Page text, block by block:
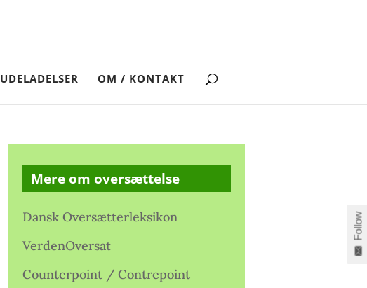
UDELADELSER OM / KONTAKT
Mere om oversættelse
Dansk Oversætterleksikon
VerdenOversat
Counterpoint / Contrepoint
Follow